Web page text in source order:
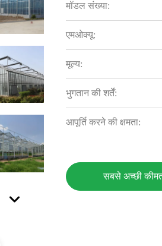
मॉडल संख्या:
एमओक्यू:
मूल्य:
भुगतान की शर्तें:
आपूर्ति करने की क्षमता:
सबसे अच्छी